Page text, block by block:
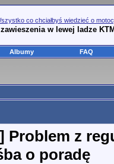
co chciałbyś wiedzieć o
w lewej ladze
Albumy FAQ
Problem z
o poradę